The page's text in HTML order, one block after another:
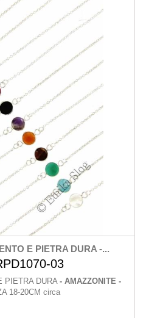
E PIETRA DURA -...
03
PIETRA DURA - AMAZZONITE -
18-20CM circa